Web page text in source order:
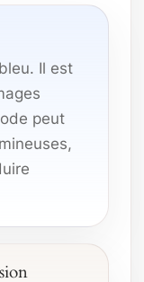
Il est
peut